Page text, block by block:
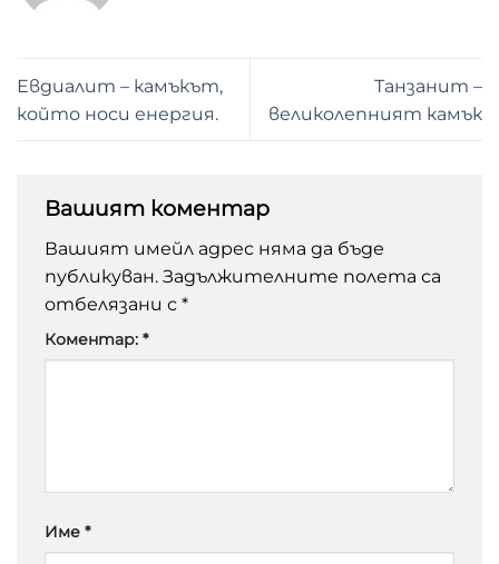
Евдиалит – камъкът,
който носи енергия.
Танзанит –
великолепният камък
Вашият коментар
Вашият имейл адрес няма да бъде
публикуван. Задължителните полета са
отбелязани с *
Коментар: *
Име *